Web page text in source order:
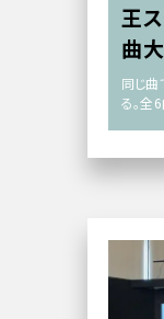
王
曲
同じ曲
る。全